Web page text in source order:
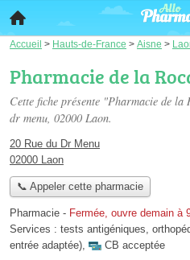
Accueil > Hauts-de-France > Aisne >
Pharmacie de la
Cette fiche présente "Pharmacie de la
dr menu, 02000 Laon.
20 Rue du Dr Menu
02000 Laon
📞 Appeler cette pharmacie
Pharmacie - Fermée, ouvre demain à
Services : tests antigéniques,
entrée adaptée), CB acceptée